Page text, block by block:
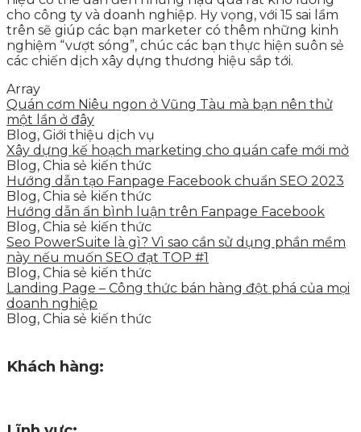
cho công ty và doanh nghiệp. Hy vọng, với 15 sai lầm
trên sẽ giúp các bạn marketer có thêm những kinh
nghiệm “vượt sóng”, chúc các bạn thực hiện suôn sẻ
các chiến dịch xây dựng thương hiệu sắp tới.
Array
Quán cơm Niêu ngon ở Vũng Tàu mà bạn nên thử
một lần ở đây
Blog, Giới thiệu dịch vụ
Xây dựng kế hoạch marketing cho quán cafe mới mở
Blog, Chia sẻ kiến thức
Hướng dẫn tạo Fanpage Facebook chuẩn SEO 2023
Blog, Chia sẻ kiến thức
Hướng dẫn ẩn bình luận trên Fanpage Facebook
Blog, Chia sẻ kiến thức
Seo PowerSuite là gì? Vì sao cần sử dụng phần mềm
này nếu muốn SEO đạt TOP #1
Blog, Chia sẻ kiến thức
Landing Page – Công thức bán hàng đột phá của mọi
doanh nghiệp
Blog, Chia sẻ kiến thức
Khách hàng: